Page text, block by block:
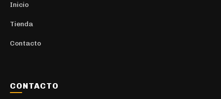
Inicio
Tienda
Contacto
CONTACTO